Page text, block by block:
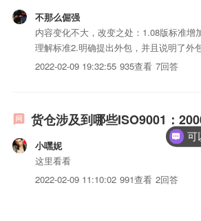
不那么倔强
内容变化不大，改变之处：1.08版标准增
理解标准2.明确提出外包，并且说明了外
对电子iso三体系认证，软件管理等做了要
2022-02-09 19:32:55 935查看 7回答
货仓涉及到哪些ISO9001：
小嘿妮
这里看看
2022-02-09 11:10:02 991查看 2回答